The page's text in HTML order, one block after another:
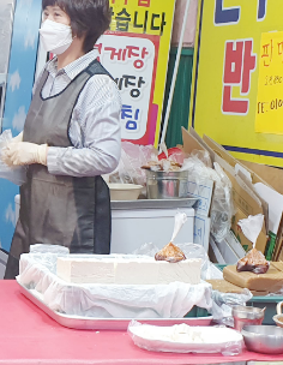
장수식품
식품
010-2638-2358
구월로276번길 29